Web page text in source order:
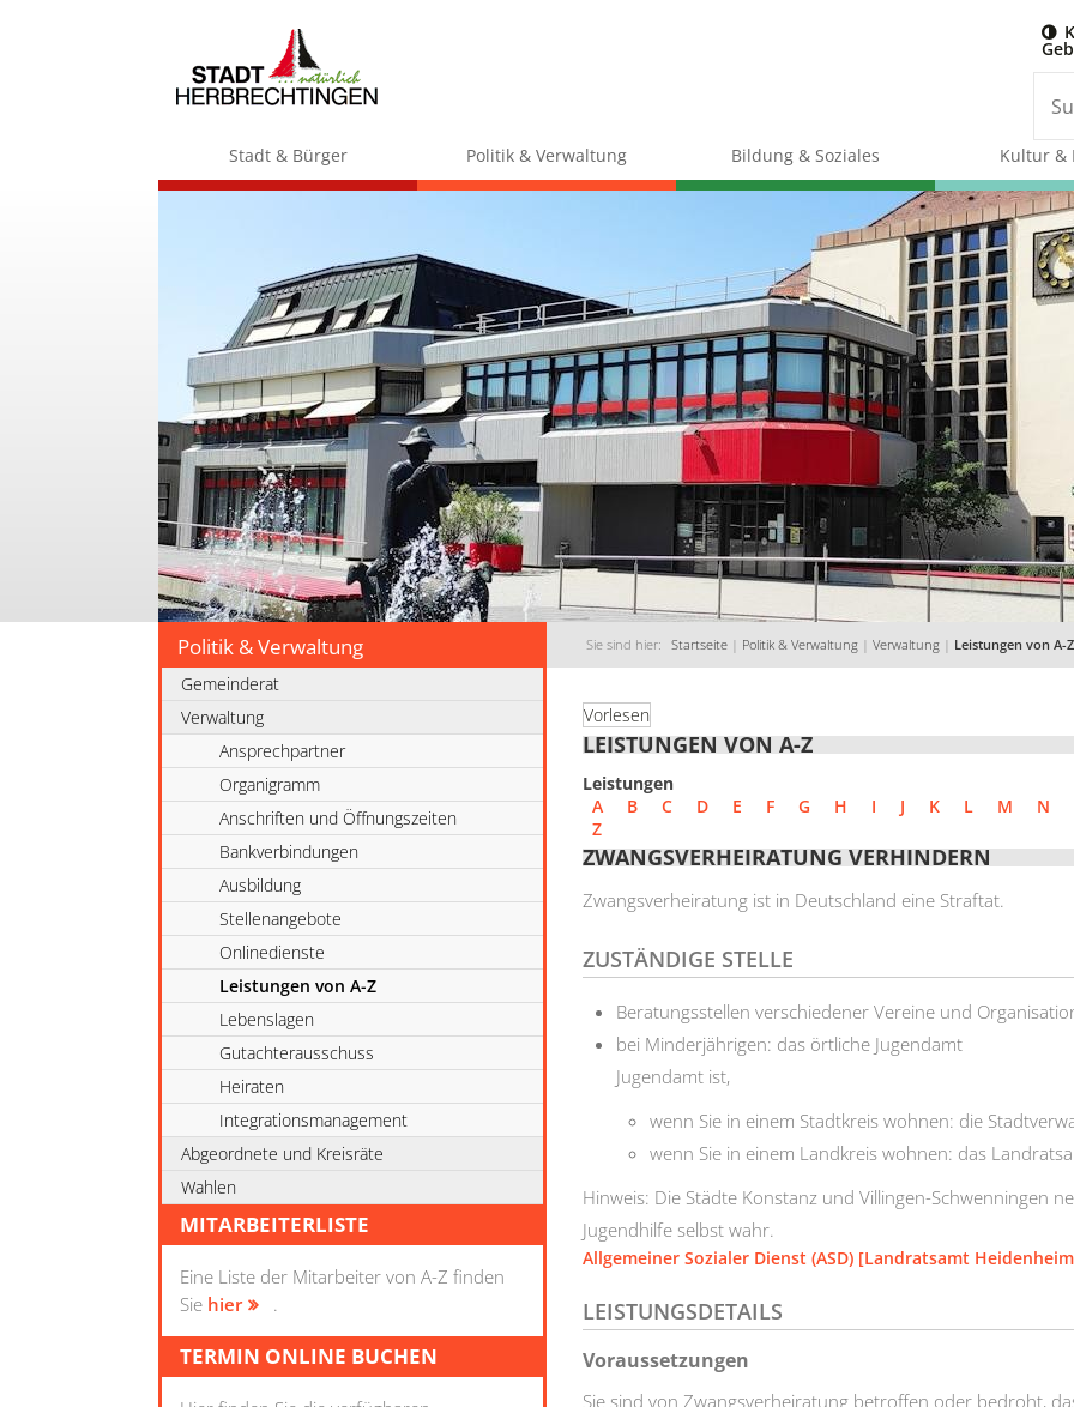
Stadt & Bürger Politik & Verwaltung Bildung & Soziales Kultur &
Politik & Verwaltung Sie sind hier: Startseite | Politik & Verwaltung | Verwaltung | Leistungen von A-Z
Gemeinderat
Verwaltung
Ansprechpartner
Organigramm
Anschriften und Öffnungszeiten
Bankverbindungen
Ausbildung
Stellenangebote
Onlinedienste
Leistungen von A-Z
Lebenslagen
Gutachterausschuss
Heiraten
Integrationsmanagement
Abgeordnete und Kreisräte
Wahlen
MITARBEITERLISTE
Eine Liste der Mitarbeiter von A-Z finden
Sie hier .
TERMIN ONLINE BUCHEN
Vorlesen
LEISTUNGEN VON A-Z
Leistungen
A
B C D E F G H I J K L M N
Z
ZWANGSVERHEIRATUNG VERHINDERN
Zwangsverheiratung ist in Deutschland eine Straftat.
ZUSTÄNDIGE STELLE
Beratungsstellen verschiedener Vereine und
bei Minderjährigen: das örtliche Jugendamt
Jugendamt ist,
wenn Sie in einem Stadtkreis wohnen: die
wenn Sie in einem Landkreis wohnen: das
Hinweis: Die Städte Konstanz und Villingen-Schwenningen
Jugendhilfe selbst wahr.
Allgemeiner Sozialer Dienst (ASD) [Landratsamt
LEISTUNGSDETAILS
Voraussetzungen
Sie sind von Zwangsverheiratung betroffen oder bedroht,